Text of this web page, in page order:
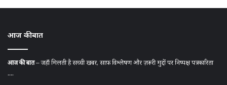
आज की बात
आज की बात– जहाँ मिलती है सच्ची खबर, साफ़ विश्लेषण और ज़रूरी मुद्दों पर निष्पक्ष पत्रकारिता
....